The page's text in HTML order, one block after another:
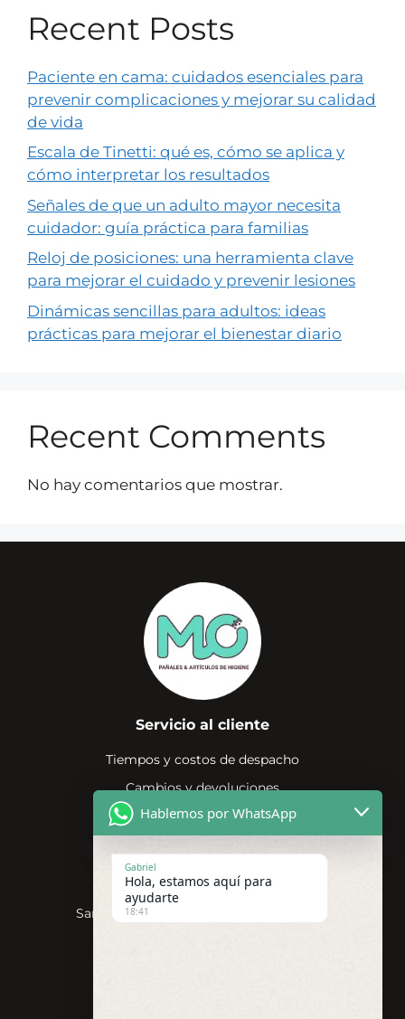
Recent Posts
Paciente en cama: cuidados esenciales para
prevenir complicaciones y mejorar su calidad
de vida
Escala de Tinetti: qué es, cómo se aplica y
cómo interpretar los resultados
Señales de que un adulto mayor necesita
cuidador: guía práctica para familias
Reloj de posiciones: una herramienta clave
para mejorar el cuidado y prevenir lesiones
Dinámicas sencillas para adultos: ideas
prácticas para mejorar el bienestar diario
Recent Comments
No hay comentarios que mostrar.
Servicio al cliente
Tiempos y costos de despacho
Cambios y devoluciones
Compras por mayor
Contacto
San Miguel, Región Metropolitana, Chile
Hablemos por WhatsApp
Gabriel
Hola, estamos aquí para
ayudarte
18:41